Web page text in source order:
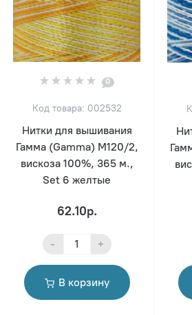
0
Код товара: 002532
Нитки для вышивания
Гамма (Gamma) M120/2,
вискоза 100%, 365 м.,
Set 6 желтые
62.10р.
- +
В корзину